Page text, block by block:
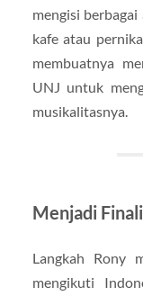
mengisi
kafe atau
membuatnya
UNJ untuk
musikalitasnya.
Menjadi
Langkah Rony
mengikuti